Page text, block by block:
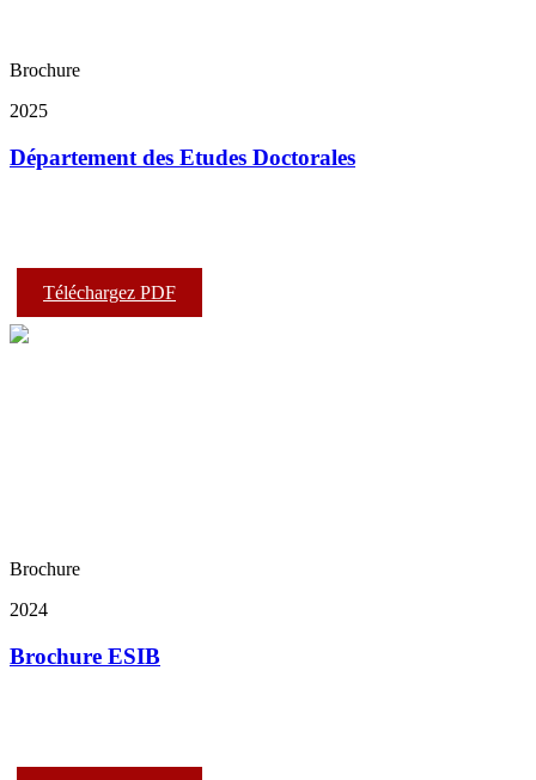
Brochure
2025
Département des Etudes Doctorales
Téléchargez PDF
Brochure
2024
Brochure ESIB